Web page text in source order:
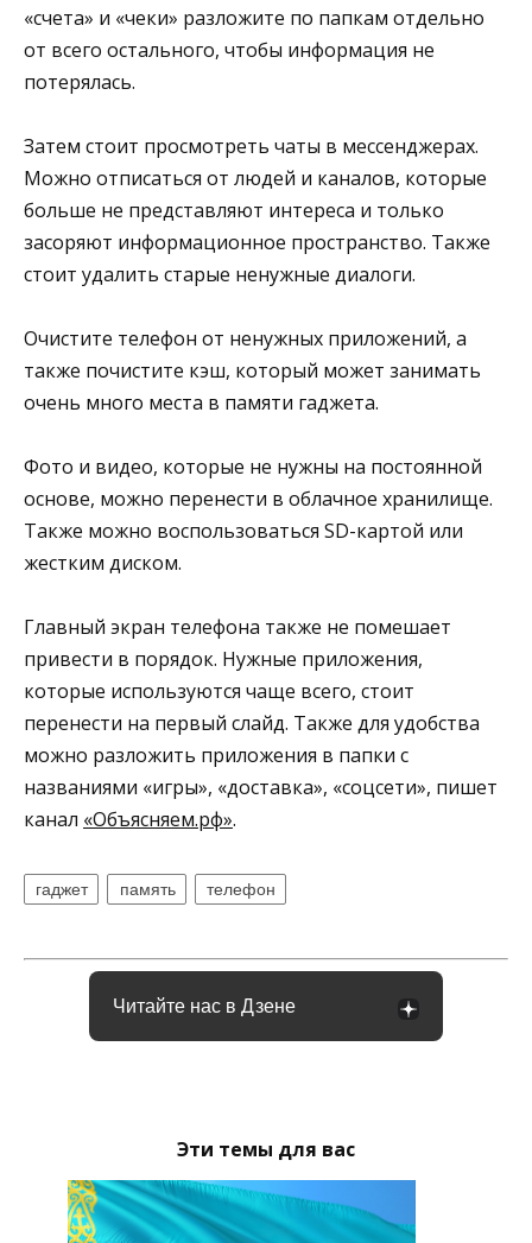
«счета» и «чеки» разложите по папкам отдельно
от всего остального, чтобы информация не
потерялась.
Затем стоит просмотреть чаты в мессенджерах.
Можно отписаться от людей и каналов, которые
больше не представляют интереса и только
засоряют информационное пространство. Также
стоит удалить старые ненужные диалоги.
Очистите телефон от ненужных приложений, а
также почистите кэш, который может занимать
очень много места в памяти гаджета.
Фото и видео, которые не нужны на постоянной
основе, можно перенести в облачное хранилище.
Также можно воспользоваться SD-картой или
жестким диском.
Главный экран телефона также не помешает
привести в порядок. Нужные приложения,
которые используются чаще всего, стоит
перенести на первый слайд. Также для удобства
можно разложить приложения в папки с
названиями «игры», «доставка», «соцсети», пишет
канал «Объясняем.рф».
гаджет память телефон
Читайте нас в Дзене
Эти темы для вас